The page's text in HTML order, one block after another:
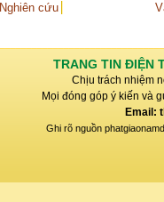
Nghiên cứu
TRANG TIN ĐIỆN
Chịu trách nhiệm
Mọi đóng góp ý kiến và
Email:
Ghi rõ nguồn